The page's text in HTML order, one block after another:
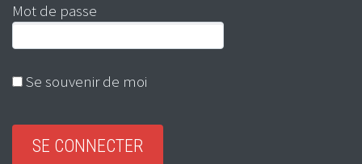
Mot de passe
Se souvenir de moi